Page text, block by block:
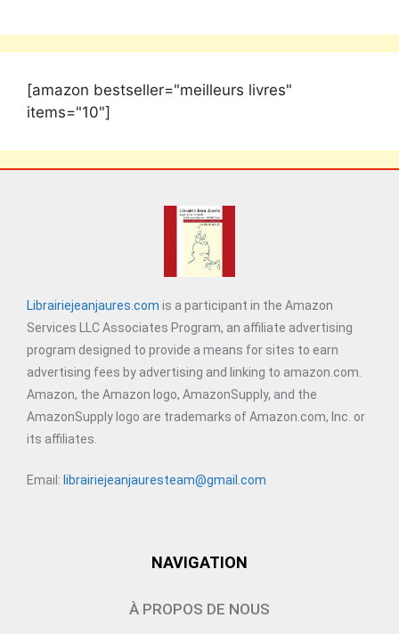
[amazon bestseller="meilleurs livres"
items="10"]
Librairiejeanjaures.com is a participant in the Amazon
Services LLC Associates Program, an affiliate advertising
program designed to provide a means for sites to earn
advertising fees by advertising and linking to amazon.com.
Amazon, the Amazon logo, AmazonSupply, and the
AmazonSupply logo are trademarks of Amazon.com, Inc. or
its affiliates.
Email: librairiejeanjauresteam@gmail.com
NAVIGATION
À PROPOS DE NOUS